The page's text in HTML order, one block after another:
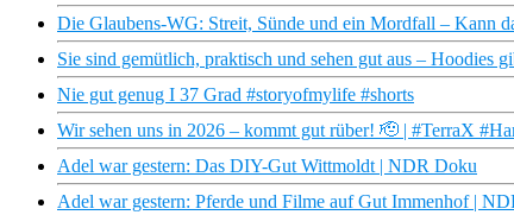
Die Glaubens-WG: Streit, Sünde und ein Mordfall – Kann
Sie sind gemütlich, praktisch und sehen gut aus – Hoodies
Nie gut genug I 37 Grad #storyofmylife #shorts
Wir sehen uns in 2026 – kommt gut rüber! 🫡 | #TerraX
Adel war gestern: Das DIY-Gut Wittmoldt | NDR Doku
Adel war gestern: Pferde und Filme auf Gut Immenhof |